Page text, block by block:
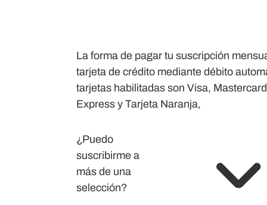
La forma de pagar tu suscripción
tarjeta de crédito mediante débito
tarjetas habilitadas son Visa,
Express y Tarjeta Naranja,
¿Puedo
suscribirme a
más de una
selección?